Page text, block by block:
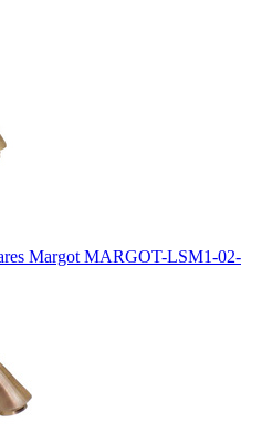
Margot MARGOT-LSM1-02-